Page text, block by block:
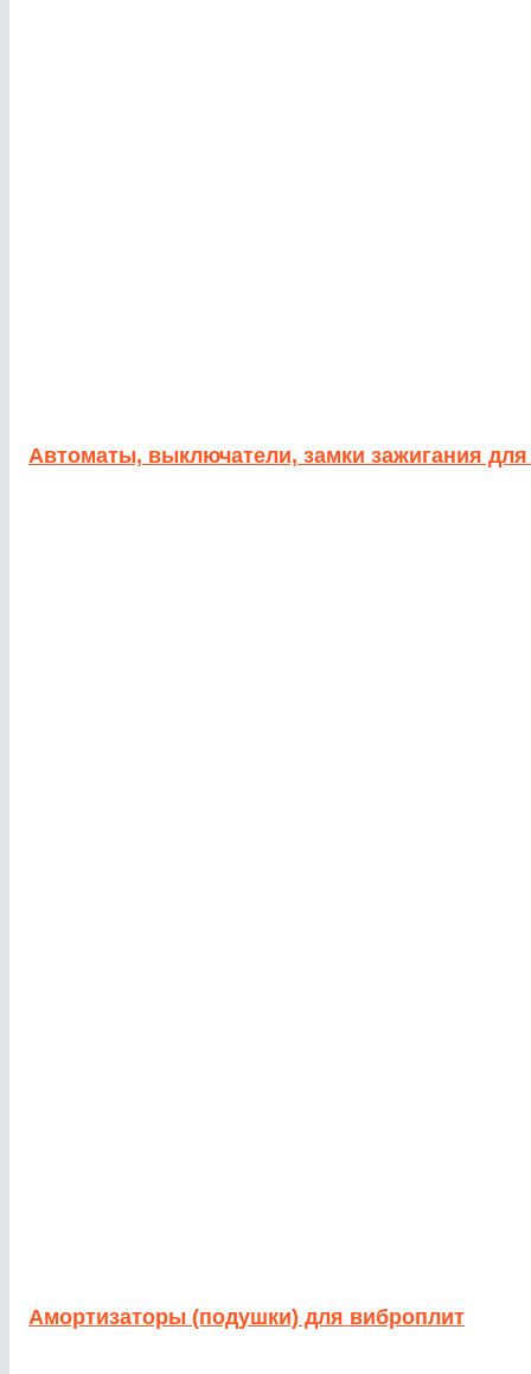
Автоматы, выключатели, замки зажигания для
Амортизаторы (подушки) для виброплит